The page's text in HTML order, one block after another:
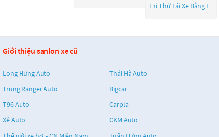
Thi Thử Lái Xe Bằng F
Giới thiệu sanlon xe cũ
Long Hưng Auto
Thái Hà Auto
Trung Ranger Auto
Bigcar
T96 Auto
Carpla
Xế Auto
CKM Auto